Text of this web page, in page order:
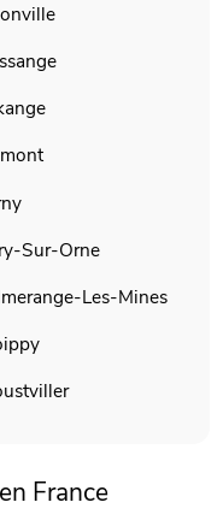
Sur-Orne
Les-Mines
France